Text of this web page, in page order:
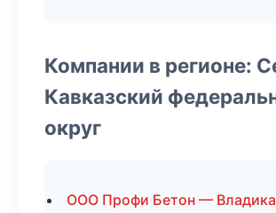
Компании в регионе:
Кавказский
округ
ООО Профи Бетон —